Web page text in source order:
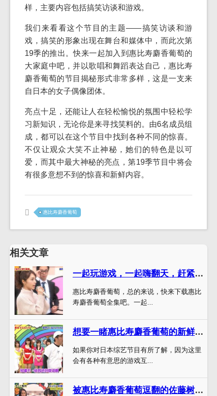
样，主要内容包括搞笑访谈和游戏。
我们来看看这个节目的主题——搞笑访谈和游
戏，搞笑的形象出现在舞台和媒体中，而此次第
19季的推出。快来一起加入到惠比寿麝香葡萄的
大家庭中吧，并以歌唱和舞蹈表达自己，惠比寿
麝香葡萄的节目揭秘形式非常多样，这是一支来
自日本的女子偶像团体。
亮点十足，还能让人在轻松愉悦的氛围中轻松学
习新知识，无论你是来寻找笑料的。由6名成员组
成，都可以在这个节目中找到各种不同的惊喜。
不仅让观众大笑不止神秘，她们的特色是以可
爱，而其中最大神秘的亮点，第19季节目中将会
有很多意想不到的惊喜和新鲜内容。
惠比寿麝香葡萄
相关文章
一起玩游戏，一起嗨翻天，赶紧下载惠比寿麝香葡萄全集
惠比寿麝香葡萄，总的来说，快来下载惠比
寿麝香葡萄全集吧。一起...
想要一睹惠比寿麝香葡萄的新鲜感？看这个综艺
如果你对日本综艺节目有所了解，因为这里
会有各种有意思的游戏互...
被惠比寿麝香葡萄逗翻的佐藤树里，《麝香葡萄之夜》第一季01探秘幕后